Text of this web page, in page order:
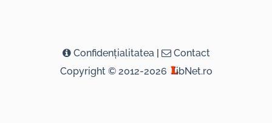
Confidenţialitatea |
Contact
Copyright © 2012-2026
ibNet.ro